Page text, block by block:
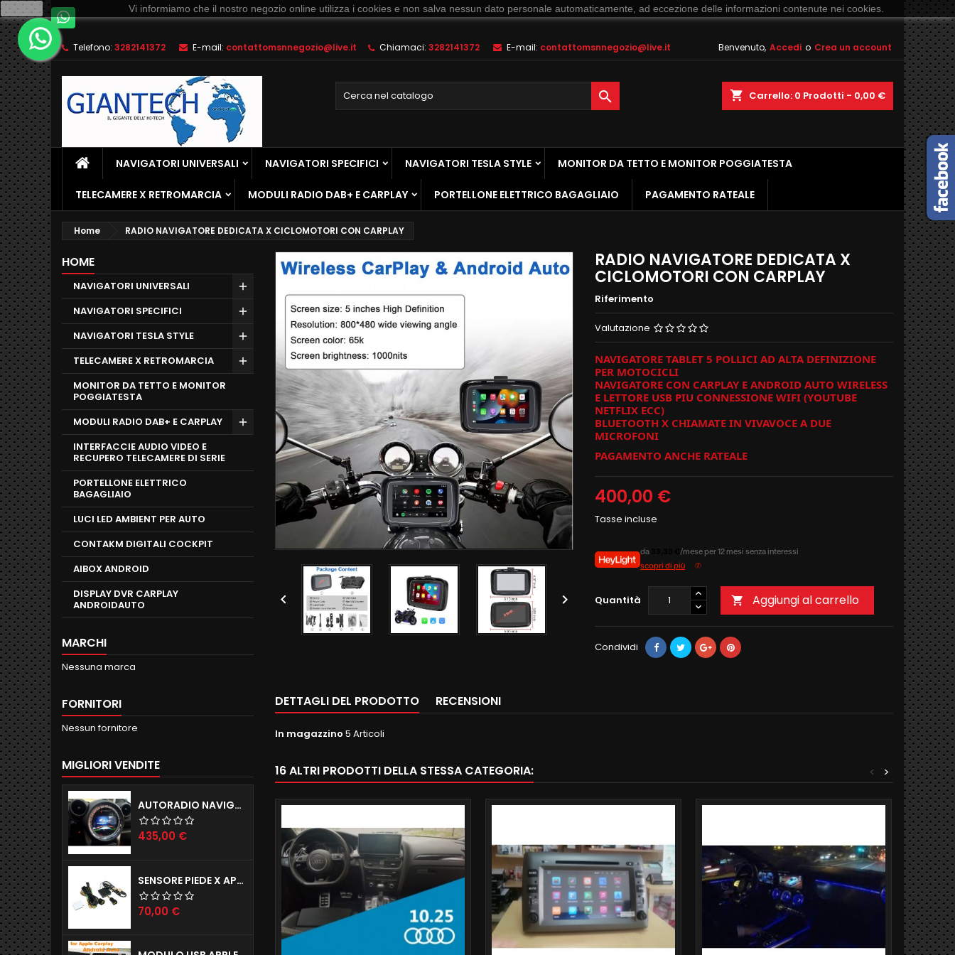
Telefono: 3282141372 E-mail: contattomsnnegozio@live.it Chiamaci: 3282141372 E-mail: contattomsnnegozio@live.it Benvenuto, Accedi o Crea un account
shopping_cart Carrello: 0 Prodotti - 0,00 €

NAVIGATORI UNIVERSALI NAVIGATORI SPECIFICI NAVIGATORI TESLA STYLE MONITOR DA TETTO E MONITOR POGGIATESTA
TELECAMERE X RETROMARCIA MODULI RADIO DAB+ E CARPLAY PORTELLONE ELETTRICO BAGAGLIAIO PAGAMENTO RATEALE
Home RADIO NAVIGATORE DEDICATA X CICLOMOTORI CON CARPLAY
HOME
NAVIGATORI UNIVERSALI
NAVIGATORI SPECIFICI
NAVIGATORI TESLA STYLE
TELECAMERE X RETROMARCIA
MONITOR DA TETTO E MONITOR
POGGIATESTA
MODULI RADIO DAB+ E CARPLAY
INTERFACCIE AUDIO VIDEO E
RECUPERO TELECAMERE DI SERIE
PORTELLONE ELETTRICO
BAGAGLIAIO
LUCI LED AMBIENT PER AUTO
CONTAKM DIGITALI COCKPIT
AIBOX ANDROID
DISPLAY DVR CARPLAY
ANDROIDAUTO
MARCHI
Nessuna marca
FORNITORI
Nessun fornitore
MIGLIORI VENDITE
AUTORADIO NAVIGATORE R56 57 60 ANDROID 12.0 QUADCORE WIFI 2GB RAM 16GB ROM
Prezzo
435,00 €
SENSORE PIEDE X APERTURA PORTELLONE ELETTRICO TAILGATE X TUTTE LE AUTO
Prezzo
70,00 €
 
RADIO NAVIGATORE DEDICATA X
CICLOMOTORI CON CARPLAY
Riferimento
Valutazione
NAVIGATORE TABLET 5 POLLICI AD ALTA DEFINIZIONE
PER MOTOCICLI
NAVIGATORE CON CARPLAY E ANDROID AUTO WIRELESS
E LETTORE USB PIU CONNESSIONE WIFI (YOUTUBE
NETFLIX ECC)
BLUETOOTH X CHIAMATE IN VIVAVOCE A DUE
MICROFONI
PAGAMENTO ANCHE RATEALE
400,00 €
Tasse incluse
da
/mese per 12 mesi senza interessi
scopri di più
Quantità  Aggiungi al carrello
Condividi
DETTAGLI DEL PRODOTTO RECENSIONI
In magazzino 5 Articoli
16 ALTRI PRODOTTI DELLA STESSA CATEGORIA: >
<
Ok Vi informiamo che il nostro negozio online utilizza i cookies e non salva nessun dato personale automaticamente, ad eccezione delle informazioni contenute nei cookies.